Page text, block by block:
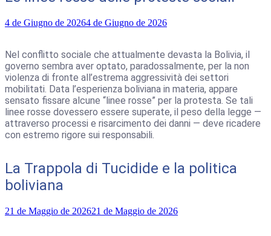
4 de Giugno de 20264 de Giugno de 2026
Nel conflitto sociale che attualmente devasta la Bolivia, il
governo sembra aver optato, paradossalmente, per la non
violenza di fronte all’estrema aggressività dei settori
mobilitati. Data l’esperienza boliviana in materia, appare
sensato fissare alcune “linee rosse” per la protesta. Se tali
linee rosse dovessero essere superate, il peso della legge —
attraverso processi e risarcimento dei danni — deve ricadere
con estremo rigore sui responsabili.
La Trappola di Tucidide e la politica
boliviana
21 de Maggio de 202621 de Maggio de 2026